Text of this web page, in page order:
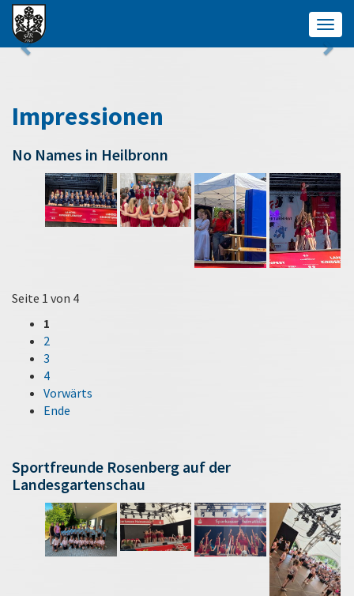
Impressionen
No Names in Heilbronn
Seite 1 von 4
1
2
3
4
Vorwärts
Ende
Sportfreunde Rosenberg auf der
Landesgartenschau